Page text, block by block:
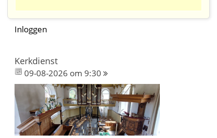
Inloggen
Kerkdienst
09-08-2026 om 9:30